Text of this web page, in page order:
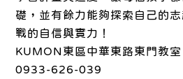
礎，並有餘力能夠探索自己的
戰的自信與實力！
KUMON東區中華東路東門教
0933-626-039